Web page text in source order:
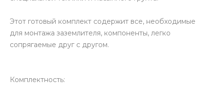
Этот готовый комплект содержит все, необходимые
для монтажа заземлителя, компоненты, легко
сопрягаемые друг с другом.
Комплектность: